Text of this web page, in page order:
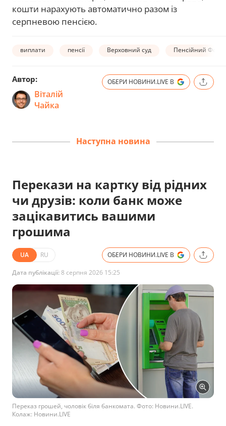
кошти нарахують автоматично разом із
серпневою пенсією.
виплати пенсії Верховний суд Пенсійний Фонд
Автор:
Віталій
Чайка
ОБЕРИ НОВИНИ.LIVE В
Наступна новина
Перекази на картку від рідних
чи друзів: коли банк може
зацікавитись вашими
грошима
UA RU ОБЕРИ НОВИНИ.LIVE В
Дата публікації:8 серпня 2026 15:25
Переказ грошей, чоловік біля банкомата. Фото: Новини.LIVE.
Колаж: Новини.LIVE